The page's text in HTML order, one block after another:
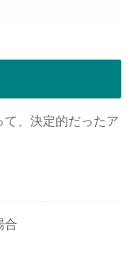
、決定的だったア
合